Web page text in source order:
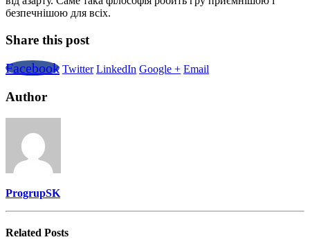
безпечнішою для всіх.
Share this post
Facebook Twitter LinkedIn Google + Email
Author
ProgrupSK
Related Posts